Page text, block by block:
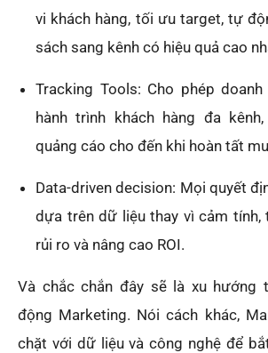
vi khách hàng, tối ưu target, tự
sách sang kênh có hiệu quả cao
Tracking Tools: Cho phép
hành trình khách hàng đa
quảng cáo cho đến khi hoàn tất
Data-driven decision: Mọi quyết
dựa trên dữ liệu thay vì cảm
rủi ro và nâng cao ROI.
Và chắc chắn đây sẽ là xu hướng
động Marketing. Nói cách khác,
chặt với dữ liệu và công nghệ để